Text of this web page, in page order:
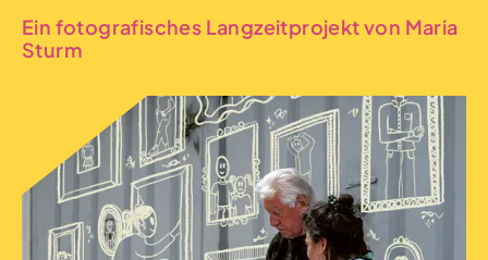
Ein fotografisches Langzeitprojekt von Maria
Sturm